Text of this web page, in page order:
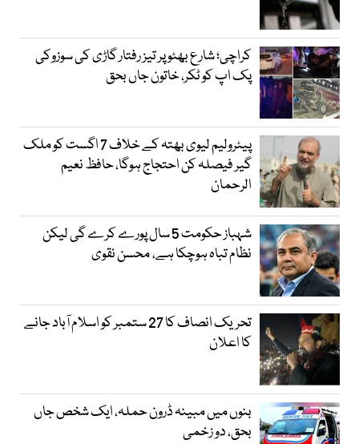
کراچی؛ شارع بھٹو پر تیز رفتار گاڑی کی سوزوکی
پک اپ کو ٹکر، خاتون جاں بحق
پیٹرولیم لیوی بھتہ کے خلاف 7 اگست کو ملک
گیر فیصلہ کن احتجاج ہوگا، حافظ نعیم
الرحمان
شہباز حکومت 5 سال پورے کرے گی لیکن
نظام تباہ ہوچکا ہے، محسن نقوی
تحریک انصاف کا 27 ستمبر کو اسلام آباد جانے
کا اعلان
بنوں میں مبینہ ڈرون حملہ، ایک شخص جاں
بحق، دو زخمی